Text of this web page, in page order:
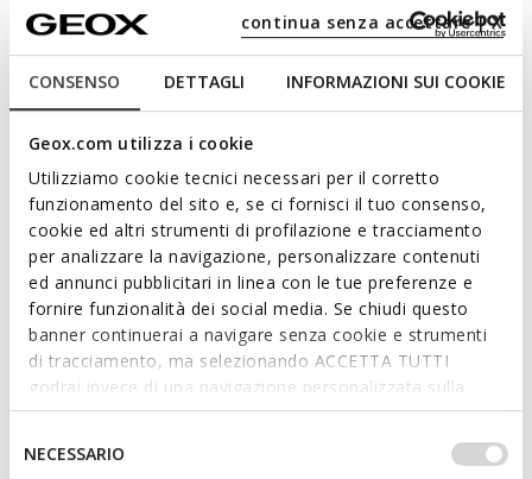
CONSENSO DETTAGLI INFORMAZIONI SUI COOKIE
Geox.com utilizza i cookie
Utilizziamo cookie tecnici necessari per il corretto
funzionamento del sito e, se ci fornisci il tuo consenso,
cookie ed altri strumenti di profilazione e tracciamento
per analizzare la navigazione, personalizzare contenuti
ed annunci pubblicitari in linea con le tue preferenze e
fornire funzionalità dei social media. Se chiudi questo
banner continuerai a navigare senza cookie e strumenti
di tracciamento, ma selezionando ACCETTA TUTTI
godrai invece di una navigazione personalizzata sulla
base dei tuoi gusti ed interessi. Selezionando
IMPOSTAZIONI potrai anche scegliere quali cookies ed
altri strumenti di tracciamento autorizzare. Per maggiori
NECESSARIO
continua senza accettare | X
Description
Sandale plate pour femme légère et respirante, au style
urbain contemporain. Réalisée en cuir lisse, elle se décline ici
dans une variante transversale blanc lait. Confortable et
looks de tous les jours.
CODE PRODUIT:D65SDB00043C1122
Caractéristiques
Enfilage facile et rapide
Épaisseur de la semelle: 1 cm / 0.4"
Design sans fermeture, pour un enfilage plus rapide